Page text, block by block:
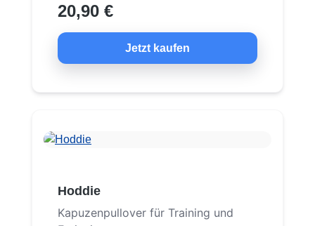
20,90 €
Jetzt kaufen
Hoddie
Kapuzenpullover für Training und